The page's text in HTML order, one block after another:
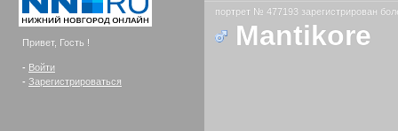
Привет, Гость !
- Войти
- Зарегистрироваться
портрет № 477193 зарегистрирован
Mantikore